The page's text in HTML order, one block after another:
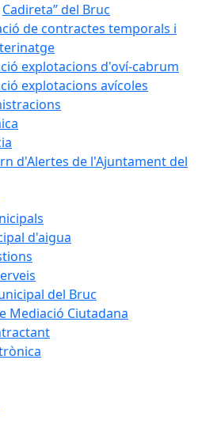
Cadireta” del Bruc
de contractes temporals i
explotacions d'oví-cabrum
explotacions avícoles
d'Alertes de l'Ajuntament del
d'aigua
del Bruc
Mediació Ciutadana